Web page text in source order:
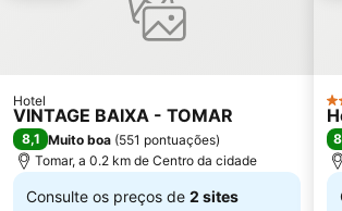
Piscina Flutuante da Barragem do Cabril
Igreja e Convento de São Francisco em Leiria
Villa
Estação de Caminhos de Ferro de Tomar
Museu
Estação Ferroviária da Marinha Grande
Cascata
Hotel
VINTAGE BAIXA - TOMAR
8,1 Muito boa (551 pontuações)
Tomar, a 0.2 km de Centro da cidade
Consulte os preços de 2 sites
2